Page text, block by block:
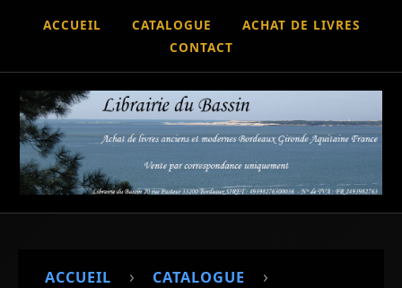
ACCUEIL CATALOGUE
ACHAT DE LIVRES
CONTACT
ACCUEIL › CATALOGUE ›